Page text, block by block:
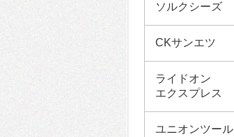
ソルクシーズ
CKサンエツ
ライドオン
エクスプレス
ユニオンツール